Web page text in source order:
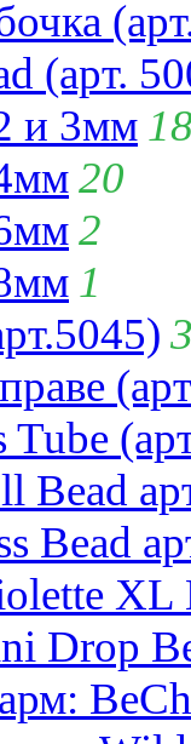
(арт.
и 3мм
20
2
1
Tube
Bead
Bead
XL
Drop